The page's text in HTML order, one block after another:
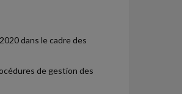
dans le cadre des
de gestion des